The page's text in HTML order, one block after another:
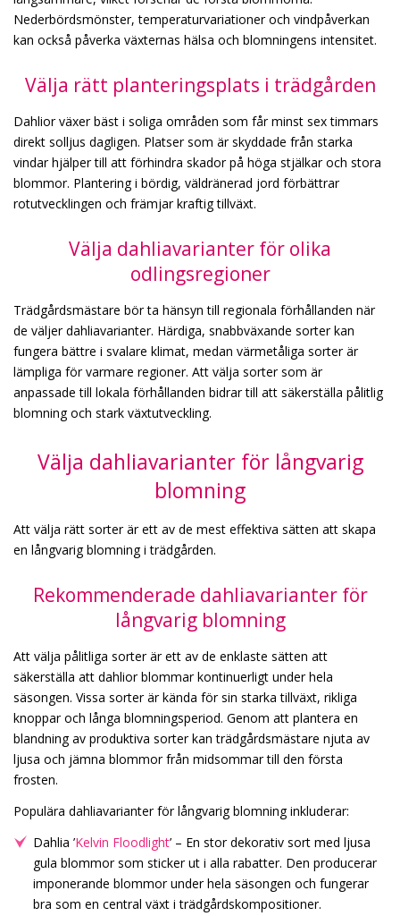
Nederbördsmönster, temperaturvariationer och vindpåverkan
kan också påverka växternas hälsa och blomningens intensitet.
Välja rätt planteringsplats i trädgården
Dahlior växer bäst i soliga områden som får minst sex timmars
direkt solljus dagligen. Platser som är skyddade från starka
vindar hjälper till att förhindra skador på höga stjälkar och stora
blommor. Plantering i bördig, väldränerad jord förbättrar
rotutvecklingen och främjar kraftig tillväxt.
Välja dahliavarianter för olika
odlingsregioner
Trädgårdsmästare bör ta hänsyn till regionala förhållanden när
de väljer dahliavarianter. Härdiga, snabbväxande sorter kan
fungera bättre i svalare klimat, medan värmetåliga sorter är
lämpliga för varmare regioner. Att välja sorter som är
anpassade till lokala förhållanden bidrar till att säkerställa pålitlig
blomning och stark växtutveckling.
Välja dahliavarianter för långvarig
blomning
Att välja rätt sorter är ett av de mest effektiva sätten att skapa
en långvarig blomning i trädgården.
Rekommenderade dahliavarianter för
långvarig blomning
Att välja pålitliga sorter är ett av de enklaste sätten att
säkerställa att dahlior blommar kontinuerligt under hela
säsongen. Vissa sorter är kända för sin starka tillväxt, rikliga
knoppar och långa blomningsperiod. Genom att plantera en
blandning av produktiva sorter kan trädgårdsmästare njuta av
ljusa och jämna blommor från midsommar till den första
frosten.
Populära dahliavarianter för långvarig blomning inkluderar:
Dahlia ’Kelvin Floodlight’ – En stor dekorativ sort med ljusa
gula blommor som sticker ut i alla rabatter. Den producerar
imponerande blommor under hela säsongen och fungerar
bra som en central växt i trädgårdskompositioner.